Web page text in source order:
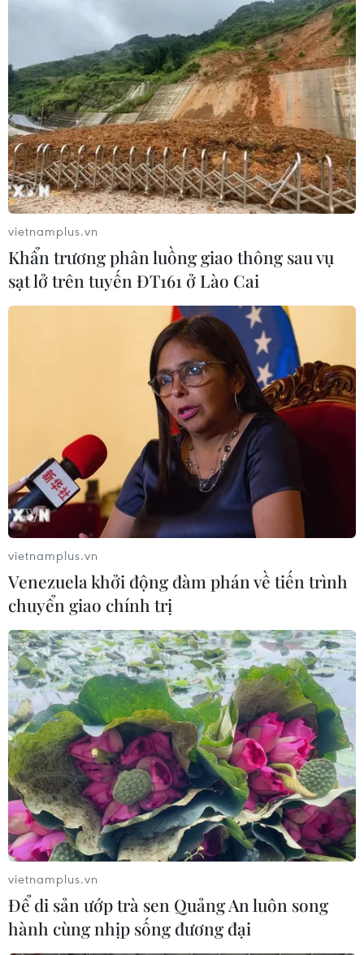
vietnamplus.vn
Khẩn trương phân luồng giao thông sau vụ
sạt lở trên tuyến ĐT161 ở Lào Cai
vietnamplus.vn
Venezuela khởi động đàm phán về tiến trình
chuyển giao chính trị
vietnamplus.vn
Để di sản ướp trà sen Quảng An luôn song
hành cùng nhịp sống đương đại